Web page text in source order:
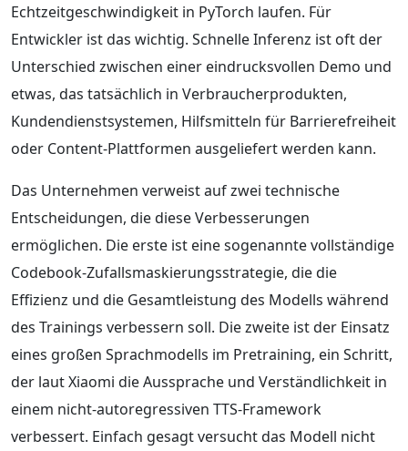
Echtzeitgeschwindigkeit in PyTorch laufen. Für
Entwickler ist das wichtig. Schnelle Inferenz ist oft der
Unterschied zwischen einer eindrucksvollen Demo und
etwas, das tatsächlich in Verbraucherprodukten,
Kundendienstsystemen, Hilfsmitteln für Barrierefreiheit
oder Content-Plattformen ausgeliefert werden kann.
Das Unternehmen verweist auf zwei technische
Entscheidungen, die diese Verbesserungen
ermöglichen. Die erste ist eine sogenannte vollständige
Codebook-Zufallsmaskierungsstrategie, die die
Effizienz und die Gesamtleistung des Modells während
des Trainings verbessern soll. Die zweite ist der Einsatz
eines großen Sprachmodells im Pretraining, ein Schritt,
der laut Xiaomi die Aussprache und Verständlichkeit in
einem nicht-autoregressiven TTS-Framework
verbessert. Einfach gesagt versucht das Modell nicht